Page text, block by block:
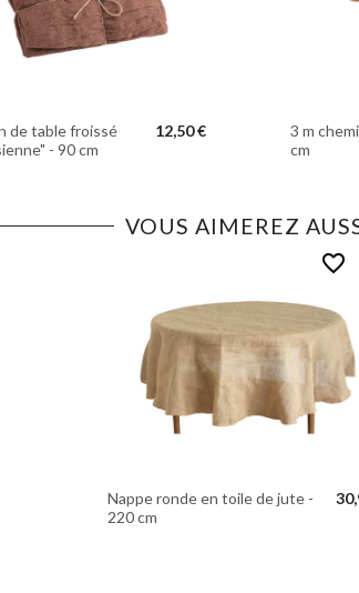
de table froissé
- 90 cm
12,50 €
3 m
cm
VOUS AIMEREZ
favorite_border
Nappe ronde en toile de jute -
220 cm